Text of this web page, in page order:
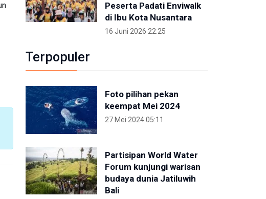
Peserta Padati Enviwalk
di Ibu Kota Nusantara
16 Juni 2026 22:25
Terpopuler
Foto pilihan pekan
keempat Mei 2024
27 Mei 2024 05:11
Partisipan World Water
Forum kunjungi warisan
budaya dunia Jatiluwih
Bali